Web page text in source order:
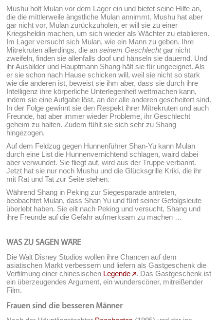
Mushu holt Mulan vor dem Lager ein und bietet seine Hilfe an,
die die mittlerweile ängstliche Mulan annimmt. Mushu hat aber
gar nicht vor, Mulan zurückzuholen, er will sie zu einer
Kriegsheldin machen, um sich wieder als Wächter zu etablieren.
Im Lager versucht sich Mulan, wie ein Mann zu geben. Ihre
Mitrekruten allerdings, die anseinem Geschlechtgar nicht
zweifeln, finden sie allenfalls doof und hänseln sie dauernd. Und
ihr Ausbilder und Hauptmann Shang hält sie für ungeeignet. Als
er sie schon nach Hause schicken will, weil sie nicht so stark
wie die anderen ist, beweist sie ihm aber, dass sie durch ihre
Intelligenz ihre körperliche Unterlegenheit wettmachen kann,
indem sie eine Aufgabe löst, an der alle anderen gescheitert sind.
In der Folge gewinnt sie den Respekt ihrer Mitrekruten und auch
Freunde, hat aber immer wieder Probleme, ihr Geschlecht
geheim zu halten. Zudem fühlt sie sich sehr zu Shang
hingezogen.
Auf dem Feldzug gegen Hunnenführer Shan-Yu kann Mulan
durch eine List die Hunnenvernichtend schlagen, waird dabei
aber verwundet. Sie fliegt auf, wird aus der Truppe verbannt.
Jetzt hat sie nur noch Mushu und die Glücksgrille Kriki, die ihr
mit Rat und Tat zur Seite stehen.
Während Shang in Peking zur Siegesparade antreten,
beobachtet Mulan, dass Shan Yu und fünf seiner Gefolgsleute
überlebt haben. Sie eilt nach Peking und versucht, Shang und
ihre Freunde auf die Gefahr aufmerksam zu machen …
WAS ZU SAGEN WÄRE
Die Walt Disney Studios wollen ihre Chancen auf dem
asiatischen Markt verbessern und liefern als Gastgeschenk die
Verfilmung einer chinesischen Legende
. Das Gastgeschenk ist
ein überzeugendes Argument, ein wunderscöner, mitreißender
Film.
Frauen sind die besseren Männer